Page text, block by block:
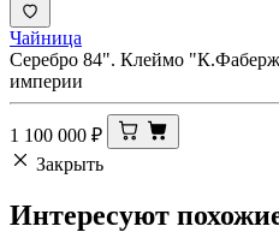
Чайница
Серебро 84". Клеймо
империи
1 100 000 ₽
Закрыть
Интересуют